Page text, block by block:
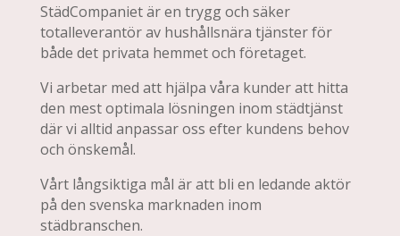
StädCompaniet är en trygg och säker
totalleverantör av hushållsnära tjänster för
både det privata hemmet och företaget.
Vi arbetar med att hjälpa våra kunder att hitta
den mest optimala lösningen inom städtjänst
där vi alltid anpassar oss efter kundens behov
och önskemål.
Vårt långsiktiga mål är att bli en ledande aktör
på den svenska marknaden inom
städbranschen.